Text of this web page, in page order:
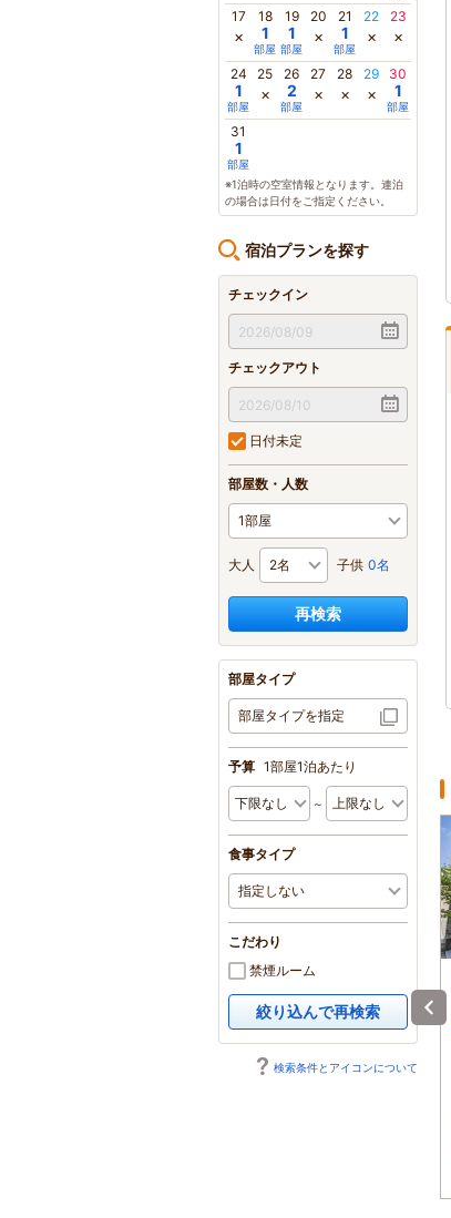
17
×
18
1
部屋
19
1
部屋
20
×
21
1
部屋
22
×
23
×
24
1
部屋
25
×
26
2
部屋
27
×
28
×
29
×
30
1
部屋
31
1
部屋
※1泊時の空室情報となります。連泊
の場合は日付をご指定ください。
宿泊プランを探す
チェックイン
チェックアウト
日付未定
部屋数・人数
大人 子供 0名
再検索
部屋タイプ
部屋タイプを指定
予算 1部屋1泊あたり
～
食事タイプ
こだわり
禁煙ルーム
絞り込んで再検索
検索条件とアイコンについて
ARIGATO STAY金沢
駅前（旧ホテルトレン
ド金沢駅前）
4.3
6,200円～